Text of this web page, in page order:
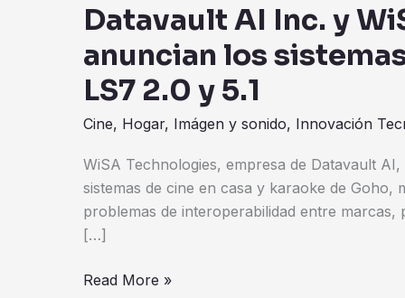
Datavault AI Inc. y
anuncian los
LS7 2.0 y 5.1
Cine, Hogar, Imágen y sonido, Innovación
WiSA Technologies, empresa de Datavault
sistemas de cine en casa y karaoke de
problemas de interoperabilidad entre
[…]
de
cine
en
casa
Goho
LS7
y
5.1
Read More »